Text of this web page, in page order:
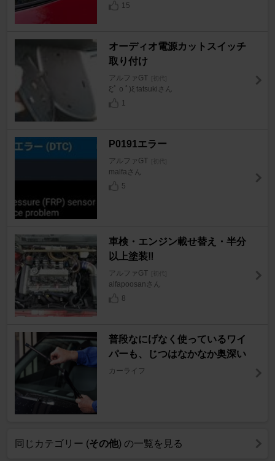
15
オーディオ電源カットスイッチ
取り付け
アルファGT [初代]
ξ;ﾟ o ﾟ)ξ tatsukiさん
1
P0191エラー
アルファGT [初代]
malfaさん
5
車検・エンジン載せ替え・半分
以上塗装‼️
アルファGT [初代]
alfapoosanさん
8
普段なにげなく使っているワイ
パーも、じつはなかなか奥深い
カーライフ
同じカテゴリー (その他) の一覧を見る